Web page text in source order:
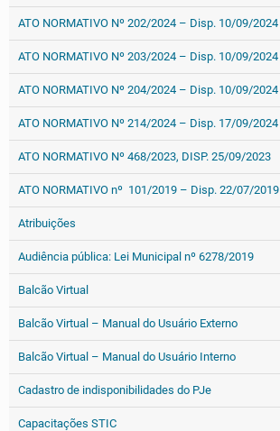
ATO NORMATIVO Nº 202/2024 – Disp. 10/09/2024
ATO NORMATIVO Nº 203/2024 – Disp. 10/09/2024
ATO NORMATIVO Nº 204/2024 – Disp. 10/09/2024
ATO NORMATIVO Nº 214/2024 – Disp. 17/09/2024
ATO NORMATIVO Nº 468/2023, DISP. 25/09/2023
ATO NORMATIVO nº 101/2019 – Disp. 22/07/2019
Atribuições
Audiência pública: Lei Municipal nº 6278/2019
Balcão Virtual
Balcão Virtual – Manual do Usuário Externo
Balcão Virtual – Manual do Usuário Interno
Cadastro de indisponibilidades do PJe
Capacitações STIC